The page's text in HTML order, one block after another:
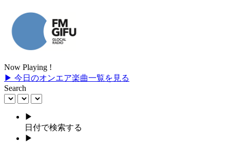
Now Playing !
▶ 今日のオンエア楽曲一覧を見る
Search
▶
日付で検索する
▶